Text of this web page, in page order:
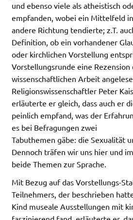
und ebenso viele als atheistisch
empfanden, wobei ein Mittelfeld
andere Richtung tendierte; z.T.
Definition, ob ein vorhandener
oder kirchlichen Vorstellung
Vorstellungsrunde eine Rezension
wissenschaftlichen Arbeit
Religionswissenschaftler Peter
erläuterte er gleich, dass auch er
peinlich empfand, was der
es bei Befragungen zwei
Tabuthemen gäbe: die Sexualität
Dennoch träfen wir uns hier und
beide Themen zur Sprache.
Mit Bezug auf das Vorstellungs-
Teilnehmers, der beschrieben
Kind museale Ausstellungen mit